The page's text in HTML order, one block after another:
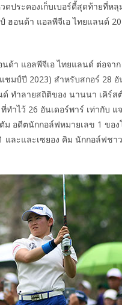
ประคองเก็บเบอร์ดี้สุดท้ายที่ห
ฮอนด้า แอลพีจีเอ ไทยแลนด์
ด้า แอลพีจีเอ ไทยแลนด์ ต่อจา
มป์ปี 2023) สำหรับสกอร์ 28 อั
ทำลายสถิติของ นานนา เคิร์
ำไว้ 26 อันเดอร์พาร์ เท่ากับ
อดีตนักกอล์ฟหมายเลข 1 ของ
ละและเซยอง คิม นักกอล์ฟชา